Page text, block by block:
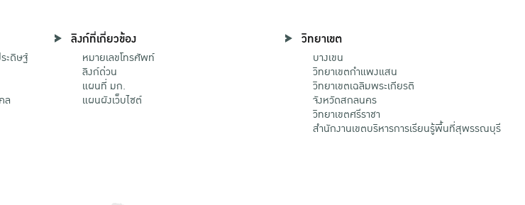
ะดิษฐ์
ล
ลิงก์ที่เกี่ยวข้อง
หมายเลขโทรศัพท์
ลิงก์ด่วน
แผนที่ มก.
แผนผังเว็บไซต์
วิทยาเขต
บางเขน
วิทยาเขตกําแพงแสน
วิทยาเขตเฉลิมพระเกียรติ
จังหวัดสกลนคร
วิทยาเขตศรีราชา
สำนักงานเขตบริหารการเรียนรู้พื้นที่สุพรรณบุรี